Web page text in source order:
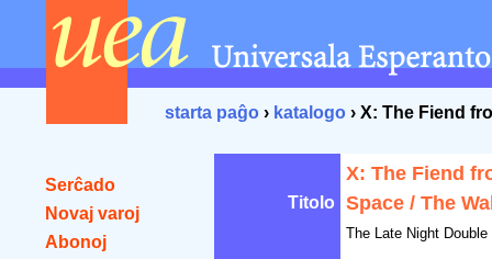
starta paĝo › katalogo › X: The Fiend
Serĉado
Novaj varoj
Abonoj
Titolo
X: The Fiend
Space / The
The Late Night Double